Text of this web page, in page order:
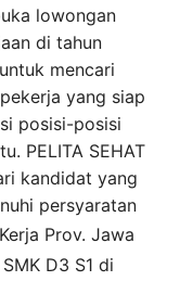
lowongan
di tahun
mencari
yang siap
posisi-posisi
PELITA SEHAT
kandidat yang
persyaratan
Prov. Jawa
D3 S1 di